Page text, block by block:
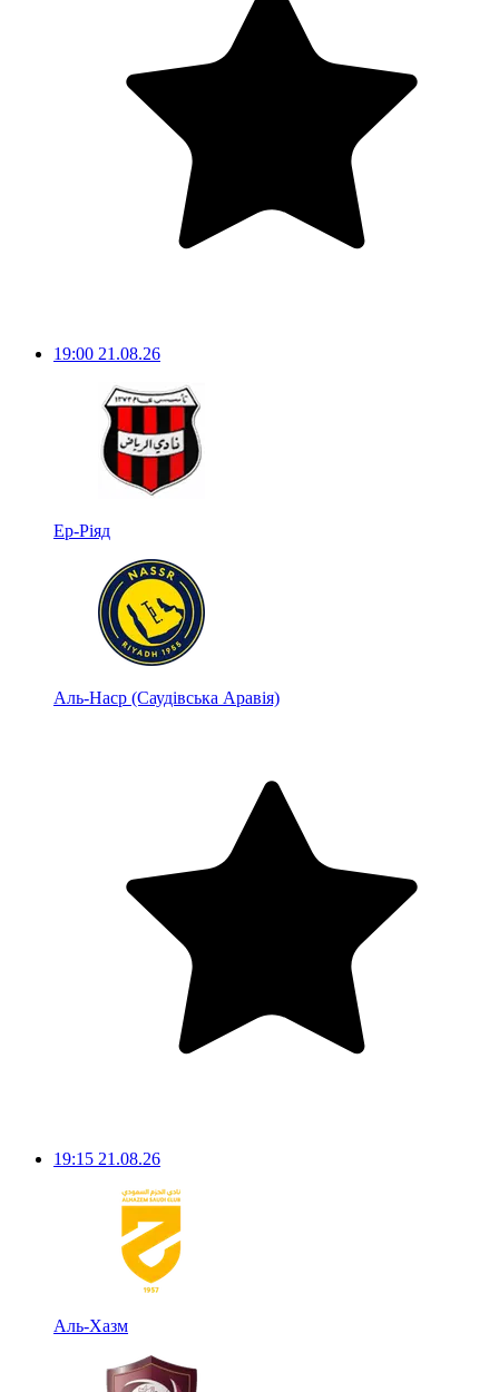
19:00 21.08.26
Ер-Ріяд
Аль-Наср (Саудівська Аравія)
19:15 21.08.26
Аль-Хазм